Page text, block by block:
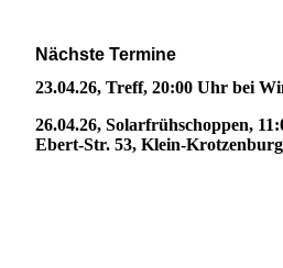
Nächste Termine
23.04.26, Treff, 20:00 Uhr bei
26.04.26, Solarfrühschoppen,
Ebert-Str. 53, Klein-Krotzenburg